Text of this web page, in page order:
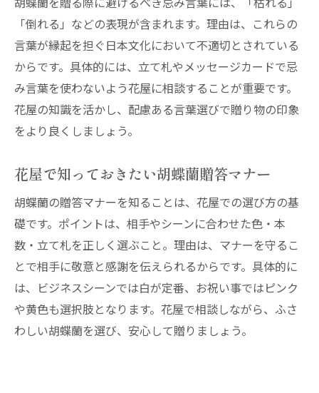
「倒れる」などの表現が含まれます。理由は、これらの
言葉が縁起を担ぐ日本文化において不適切とされている
からです。具体的には、立て札やメッセージカードで忌
み言葉を使わないよう花屋に相談することが重要です。
花屋の知識を活かし、配慮ある言葉選びで贈り物の印象
をより良くしましょう。
花屋で知っておきたい胡蝶蘭贈答マナー
胡蝶蘭の贈答マナーを知ることは、花屋での選び方の基
礎です。ポイントは、相手やシーンに合わせた色・本
数・立て札を正しく選ぶこと。理由は、マナーを守るこ
とで相手に敬意と感謝を伝えられるからです。具体的に
は、ビジネスシーンでは白が定番、お祝い事ではピンク
や黄色も選択肢となります。花屋で相談しながら、ふさ
わしい胡蝶蘭を選び、安心して贈りましょう。